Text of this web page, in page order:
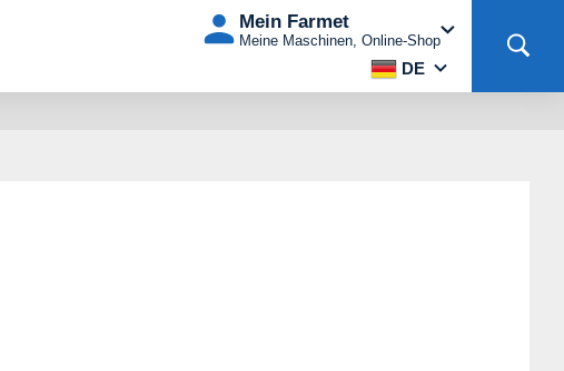
DE
Mein Farmet
Meine Maschinen, Online-Shop